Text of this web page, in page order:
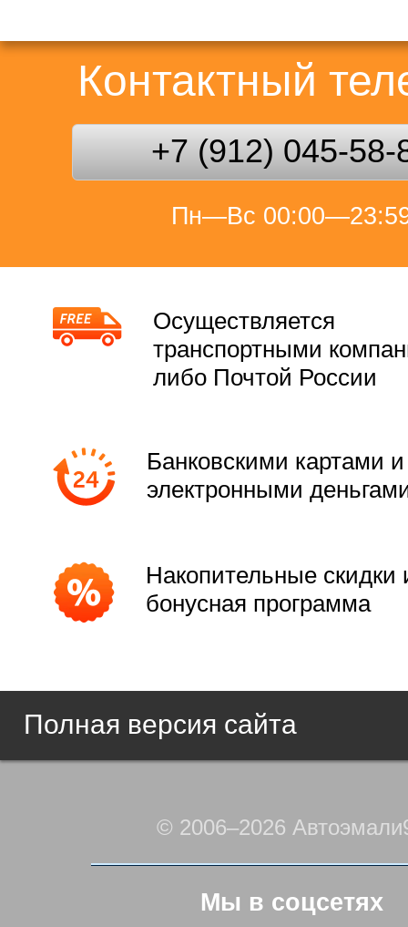
Контактный
+7 (912) 045-58-
Пн—Вс
Осуществляется
транспортными
либо Почтой России
Банковскими картами и
электронными
Накопительные скидки
бонусная программа
Полная версия сайта
© 2006–2026
Мы в соцсетях